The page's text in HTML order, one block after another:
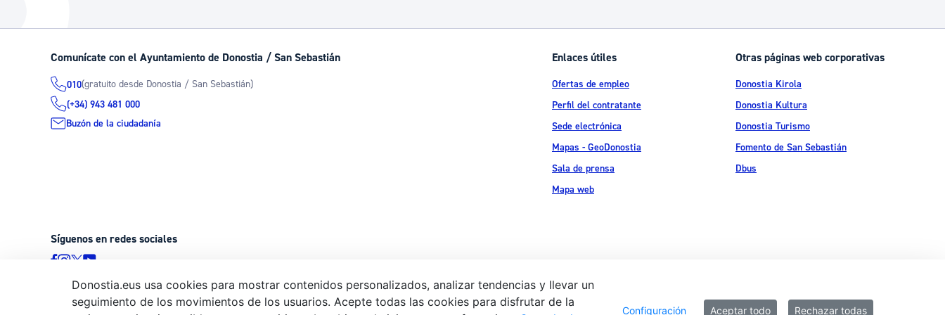
La ciudad futura
Avisos
Ayuda a la tramitación
Comunícate con el Ayuntamiento de Donostia / San Sebastián
010(gratuito desde Donostia / San Sebastián)
(+34) 943 481 000
Buzón de la ciudadanía
Enlaces útiles
Ofertas de empleo
Perfil del contratante
Sede electrónica
Mapas - GeoDonostia
Sala de prensa
Mapa web
Otras páginas web corporativas
Donostia Kirola
Donostia Kultura
Donostia Turismo
Fomento de San Sebastián
Dbus
Síguenos en redes sociales
© Donostiako Udala - Ayuntamiento de Donostia / San Sebastián Ijentea 1,
Aviso legal Política de privacidad Política de cookies Declaración de accesibilidad
Donostia.eus usa cookies para mostrar contenidos personalizados, analizar tendencias y llevar un
seguimiento de los movimientos de los usuarios. Acepte todas las cookies para disfrutar de la
Configuración Aceptar todo Rechazar todas